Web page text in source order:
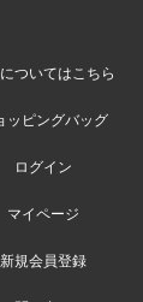
ついてはこちら
ッピングバッグ
ログイン
マイページ
新規会員登録